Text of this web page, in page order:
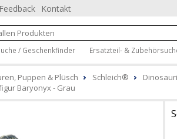
Feedback Kontakt
/ Geschenkfinder Ersatzteil- &
Puppen & Plüsch Schleich®
Baryonyx - Grau